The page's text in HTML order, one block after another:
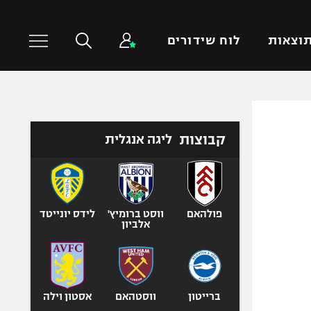
תוצאות לוח שידורים
טניס
כדוריד
כדורעף
שחייה
ג'ודו
אגרוף
ספורט אולימפי
קבוצות ליגה אנגלית
פולהאם
ווסט ברומיץ'
אלביון
לידס יונייטד
ברייטון ווסטהאם אסטון וילה